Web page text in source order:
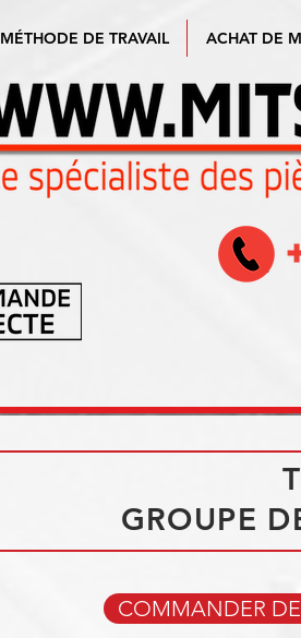
MÉTHODE DE TRAVAIL ACHAT DE
GROUPE
COMMANDER